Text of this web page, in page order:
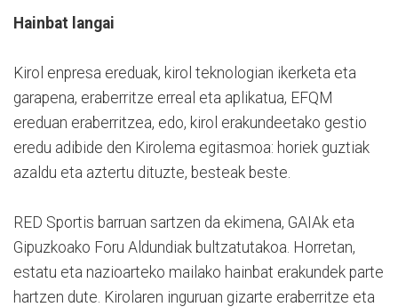
Hainbat langai
Kirol enpresa ereduak, kirol teknologian ikerketa eta
garapena, eraberritze erreal eta aplikatua, EFQM
ereduan eraberritzea, edo, kirol erakundeetako gestio
eredu adibide den Kirolema egitasmoa: horiek guztiak
azaldu eta aztertu dituzte, besteak beste.
RED Sportis barruan sartzen da ekimena, GAIAk eta
Gipuzkoako Foru Aldundiak bultzatutakoa. Horretan,
estatu eta nazioarteko mailako hainbat erakundek parte
hartzen dute. Kirolaren inguruan gizarte eraberritze eta